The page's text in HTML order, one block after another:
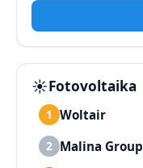
☀️Fotovoltaika
1 Woltair
2 Malina Group